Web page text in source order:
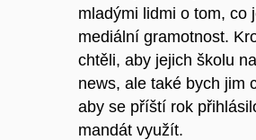
mladými lidmi o tom, co
mediální gramotnost.
chtěli, aby jejich školu
news, ale také bych jim
aby se příští rok
mandát využít.